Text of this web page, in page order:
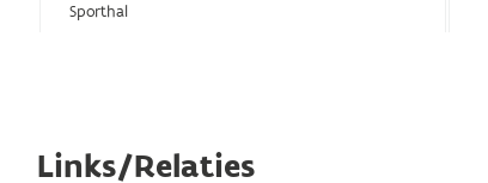
Sporthal
Links/Relaties